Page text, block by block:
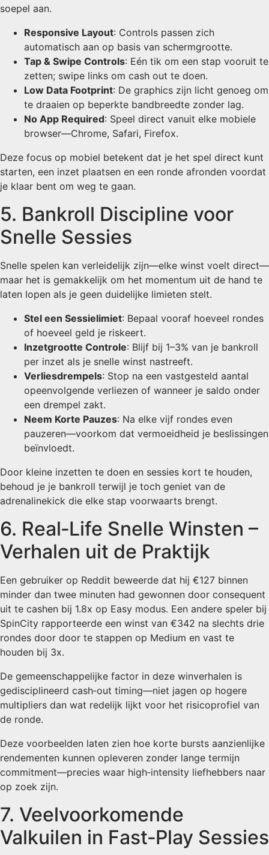
soepel aan.
Responsive Layout: Controls passen zich
automatisch aan op basis van schermgrootte.
Tap & Swipe Controls: Eén tik om een stap vooruit te
zetten; swipe links om cash out te doen.
Low Data Footprint: De graphics zijn licht genoeg om
te draaien op beperkte bandbreedte zonder lag.
No App Required: Speel direct vanuit elke mobiele
browser—Chrome, Safari, Firefox.
Deze focus op mobiel betekent dat je het spel direct kunt
starten, een inzet plaatsen en een ronde afronden voordat
je klaar bent om weg te gaan.
5. Bankroll Discipline voor
Snelle Sessies
Snelle spelen kan verleidelijk zijn—elke winst voelt direct—
maar het is gemakkelijk om het momentum uit de hand te
laten lopen als je geen duidelijke limieten stelt.
Stel een Sessielimiet: Bepaal vooraf hoeveel rondes
of hoeveel geld je riskeert.
Inzetgrootte Controle: Blijf bij 1–3% van je bankroll
per inzet als je snelle winst nastreeft.
Verliesdrempels: Stop na een vastgesteld aantal
opeenvolgende verliezen of wanneer je saldo onder
een drempel zakt.
Neem Korte Pauzes: Na elke vijf rondes even
pauzeren—voorkom dat vermoeidheid je beslissingen
beïnvloedt.
Door kleine inzetten te doen en sessies kort te houden,
behoud je je bankroll terwijl je toch geniet van de
adrenalinekick die elke stap voorwaarts brengt.
6. Real‑Life Snelle Winsten –
Verhalen uit de Praktijk
Een gebruiker op Reddit beweerde dat hij €127 binnen
minder dan twee minuten had gewonnen door consequent
uit te cashen bij 1.8x op Easy modus. Een andere speler bij
SpinCity rapporteerde een winst van €342 na slechts drie
rondes door door te stappen op Medium en vast te
houden bij 3x.
De gemeenschappelijke factor in deze winverhalen is
gedisciplineerd cash‑out timing—niet jagen op hogere
multipliers dan wat redelijk lijkt voor het risicoprofiel van
de ronde.
Deze voorbeelden laten zien hoe korte bursts aanzienlijke
rendementen kunnen opleveren zonder lange termijn
commitment—precies waar high‑intensity liefhebbers naar
op zoek zijn.
7. Veelvoorkomende
Valkuilen in Fast‑Play Sessies